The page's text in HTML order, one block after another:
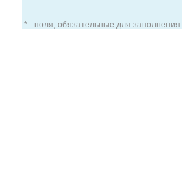
* - поля, обязательные для заполнения